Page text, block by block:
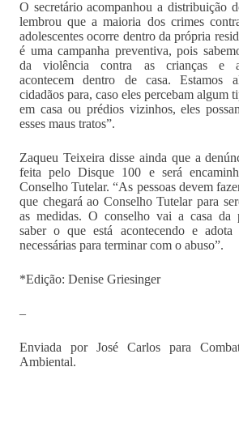
O secretário acompanhou a distribuição
lembrou que a maioria dos crimes
adolescentes ocorre dentro da própria
é uma campanha preventiva, pois
da violência contra as crianças e
acontecem dentro de casa. Estamos
cidadãos para, caso eles percebam algum
em casa ou prédios vizinhos, eles
esses maus tratos”.
Zaqueu Teixeira disse ainda que a
feita pelo Disque 100 e será
Conselho Tutelar. “As pessoas devem
que chegará ao Conselho Tutelar para
as medidas. O conselho vai a casa da
saber o que está acontecendo e adota
necessárias para terminar com o abuso”.
*Edição: Denise Griesinger
–
Enviada por José Carlos para
Ambiental.